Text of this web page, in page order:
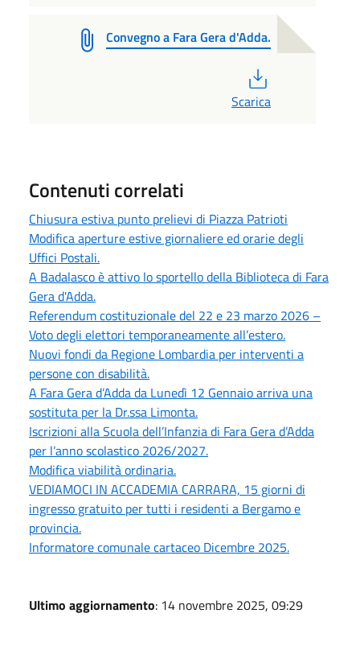
Convegno a Fara Gera d'Adda.
Scarica
Contenuti correlati
Chiusura estiva punto prelievi di Piazza Patrioti
Modifica aperture estive giornaliere ed orarie degli
Uffici Postali.
A Badalasco è attivo lo sportello della Biblioteca di Fara
Gera d'Adda.
Referendum costituzionale del 22 e 23 marzo 2026 –
Voto degli elettori temporaneamente all’estero.
Nuovi fondi da Regione Lombardia per interventi a
persone con disabilità.
A Fara Gera d’Adda da Lunedì 12 Gennaio arriva una
sostituta per la Dr.ssa Limonta.
Iscrizioni alla Scuola dell’Infanzia di Fara Gera d’Adda
per l’anno scolastico 2026/2027.
Modifica viabilità ordinaria.
VEDIAMOCI IN ACCADEMIA CARRARA, 15 giorni di
ingresso gratuito per tutti i residenti a Bergamo e
provincia.
Informatore comunale cartaceo Dicembre 2025.
Ultimo aggiornamento: 14 novembre 2025, 09:29